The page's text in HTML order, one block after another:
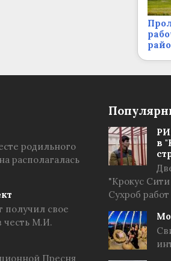
родильного
располагалась
получил свое
честь М.И.
Пресня
в
"Крокус
Сухроб работ